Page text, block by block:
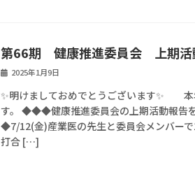
第66期 健康推進委員会 上期活
2025年1月9日
✨明けましておめでとうございます✨ 本
す。 ◆◆◆健康推進委員会の上期活動報
◆7/12(金)産業医の先生と委員会メンバー
打合 […]